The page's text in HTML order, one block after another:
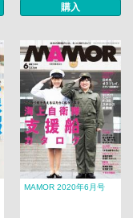
購入
MAMOR 2020年6月号